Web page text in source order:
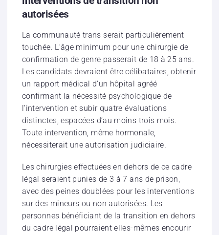
autorisées
La communauté trans serait particulièrement
touchée. L’âge minimum pour une chirurgie de
confirmation de genre passerait de 18 à 25 ans.
Les candidats devraient être célibataires, obtenir
un rapport médical d’un hôpital agréé
confirmant la nécessité psychologique de
l’intervention et subir quatre évaluations
distinctes, espacées d’au moins trois mois.
Toute intervention, même hormonale,
nécessiterait une autorisation judiciaire.
Les chirurgies effectuées en dehors de ce cadre
légal seraient punies de 3 à 7 ans de prison,
avec des peines doublées pour les interventions
sur des mineurs ou non autorisées. Les
personnes bénéficiant de la transition en dehors
du cadre légal pourraient elles-mêmes encourir